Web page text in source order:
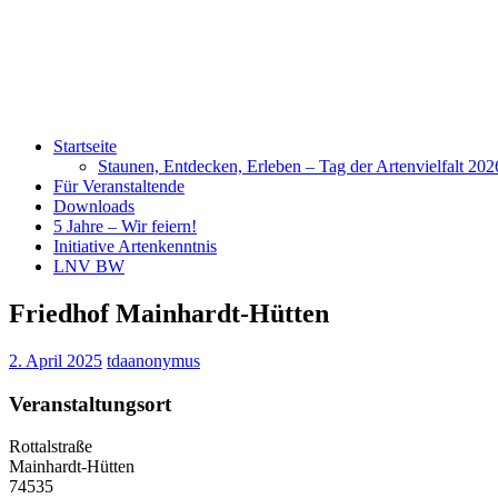
Startseite
Staunen, Entdecken, Erleben – Tag der Artenvielfalt
Für Veranstaltende
Downloads
5 Jahre – Wir feiern!
Initiative Artenkenntnis
LNV BW
Friedhof Mainhardt-Hütten
2. April 2025 tdaanonymus
Veranstaltungsort
Rottalstraße
Mainhardt-Hütten
74535